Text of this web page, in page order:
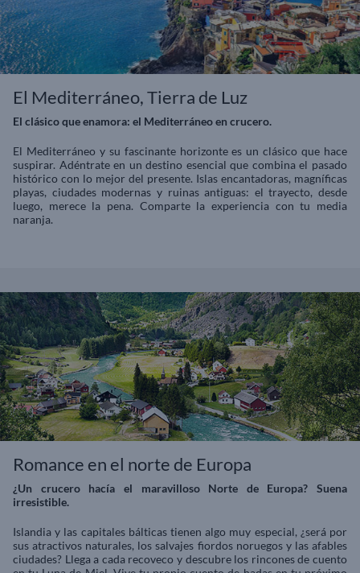
El Mediterráneo, Tierra de Luz
El clásico que enamora: el Mediterráneo en crucero.
El Mediterráneo y su fascinante horizonte es un clásico que hace
suspirar. Adéntrate en un destino esencial que combina el pasado
histórico con lo mejor del presente. Islas encantadoras, magníficas
playas, ciudades modernas y ruinas antiguas: el trayecto, desde
luego, merece la pena. Comparte la experiencia con tu media
naranja.
Romance en el norte de Europa
¿Un crucero hacía el maravilloso Norte de Europa? Suena
irresistible.
Islandia y las capitales bálticas tienen algo muy especial, ¿será por
sus atractivos naturales, los salvajes fiordos noruegos y las afables
ciudades? Llega a cada recoveco y descubre los rincones de cuento